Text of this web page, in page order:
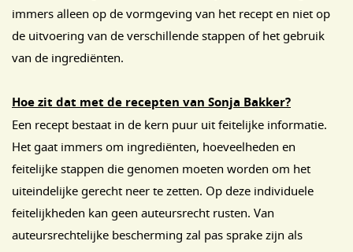
immers alleen op de vormgeving van het recept en niet op
de uitvoering van de verschillende stappen of het gebruik
van de ingrediënten.
Hoe zit dat met de recepten van Sonja Bakker?
Een recept bestaat in de kern puur uit feitelijke informatie.
Het gaat immers om ingrediënten, hoeveelheden en
feitelijke stappen die genomen moeten worden om het
uiteindelijke gerecht neer te zetten. Op deze individuele
feitelijkheden kan geen auteursrecht rusten. Van
auteursrechtelijke bescherming zal pas sprake zijn als